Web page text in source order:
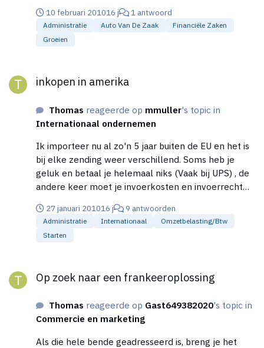
een calculater, die kan uitrekenen wat voordeliger is
auto op de zaak zetten of op prive en 0,19 cent per
k/m innen?
10 februari 201016 j 1 antwoord
Administratie Auto Van De Zaak
Financiële Zaken
Groeien
inkopen in amerika
Thomas reageerde op mmuller's topic in
Internationaal ondernemen
Ik importeer nu al zo'n 5 jaar buiten de EU en het is
bij elke zending weer verschillend. Soms heb je
geluk en betaal je helemaal niks (Vaak bij UPS) , de
andere keer moet je invoerkosten en invoerrecht
las ook dat je electronica gaat importeren, houdt
dan rekening met het bedrag, want die kosten
kunnen erg oplopen. Dus: Bij kleine bedragen is het
incalculeren of het voordelig is. De dollar is nog
27 januari 201016 j 9 antwoorden
Administratie Internationaal
Omzetbelasting/btw
Starten
Op zoek naar een frankeeroplossing
Thomas reageerde op Gast649382020's topic in
Commercie en marketing
Als die hele bende geadresseerd is, breng je het